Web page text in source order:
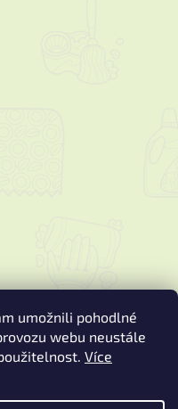
umožnili pohodlné
webu neustále
Více